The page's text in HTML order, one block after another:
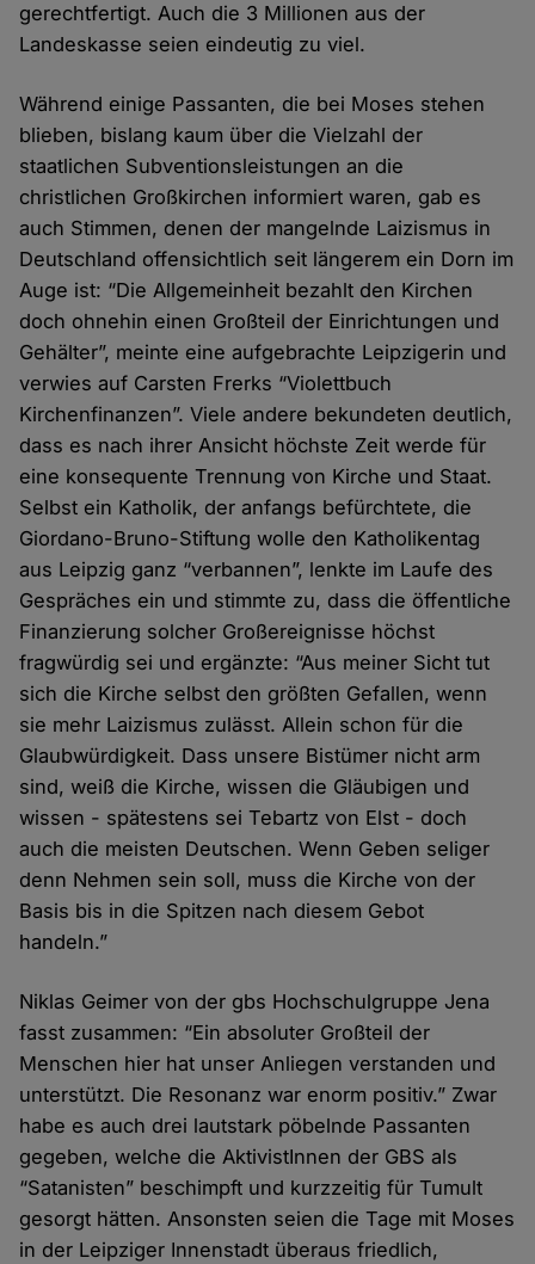
gerechtfertigt. Auch die 3 Millionen aus der
Landeskasse seien eindeutig zu viel.
Während einige Passanten, die bei Moses stehen
blieben, bislang kaum über die Vielzahl der
staatlichen Subventionsleistungen an die
christlichen Großkirchen informiert waren, gab es
auch Stimmen, denen der mangelnde Laizismus in
Deutschland offensichtlich seit längerem ein Dorn im
Auge ist: “Die Allgemeinheit bezahlt den Kirchen
doch ohnehin einen Großteil der Einrichtungen und
Gehälter”, meinte eine aufgebrachte Leipzigerin und
verwies auf Carsten Frerks “Violettbuch
Kirchenfinanzen”. Viele andere bekundeten deutlich,
dass es nach ihrer Ansicht höchste Zeit werde für
eine konsequente Trennung von Kirche und Staat.
Selbst ein Katholik, der anfangs befürchtete, die
Giordano-Bruno-Stiftung wolle den Katholikentag
aus Leipzig ganz “verbannen”, lenkte im Laufe des
Gespräches ein und stimmte zu, dass die öffentliche
Finanzierung solcher Großereignisse höchst
fragwürdig sei und ergänzte: “Aus meiner Sicht tut
sich die Kirche selbst den größten Gefallen, wenn
sie mehr Laizismus zulässt. Allein schon für die
Glaubwürdigkeit. Dass unsere Bistümer nicht arm
sind, weiß die Kirche, wissen die Gläubigen und
wissen - spätestens sei Tebartz von Elst - doch
auch die meisten Deutschen. Wenn Geben seliger
denn Nehmen sein soll, muss die Kirche von der
Basis bis in die Spitzen nach diesem Gebot
handeln.”
Niklas Geimer von der gbs Hochschulgruppe Jena
fasst zusammen: “Ein absoluter Großteil der
Menschen hier hat unser Anliegen verstanden und
unterstützt. Die Resonanz war enorm positiv.” Zwar
habe es auch drei lautstark pöbelnde Passanten
gegeben, welche die AktivistInnen der GBS als
“Satanisten” beschimpft und kurzzeitig für Tumult
gesorgt hätten. Ansonsten seien die Tage mit Moses
in der Leipziger Innenstadt überaus friedlich,